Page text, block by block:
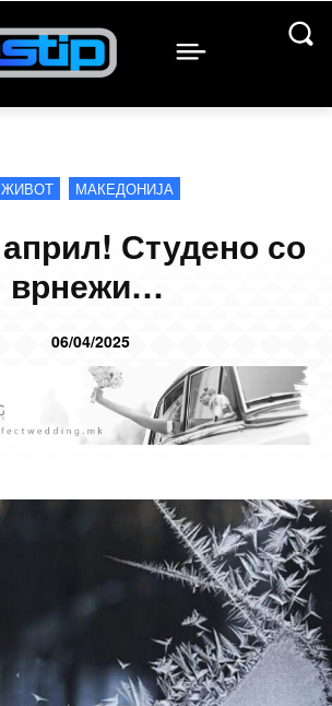
ЖИВОТ МАКЕДОНИЈА
Студено со
врнежи…
06/04/2025